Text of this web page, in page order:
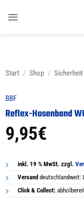
Inhalt
Start / Shop / Sicherheit
BBF
Reflex-Hosenband
9,95€
inkl. 19 % MwSt. zzgl.
Versand deutschlandweit:
Click & Collect: